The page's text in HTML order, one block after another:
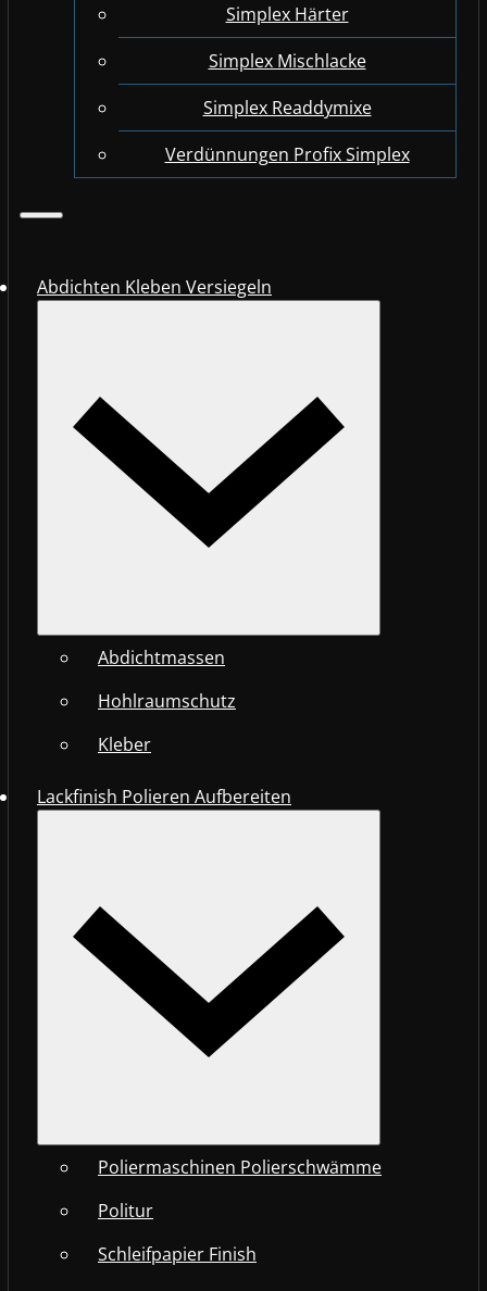
Simplex Härter
Simplex Mischlacke
Simplex Readdymixe
Verdünnungen Profix Simplex
Abdichten Kleben Versiegeln
Abdichtmassen
Hohlraumschutz
Kleber
Lackfinish Polieren Aufbereiten
Poliermaschinen Polierschwämme
Politur
Schleifpapier Finish